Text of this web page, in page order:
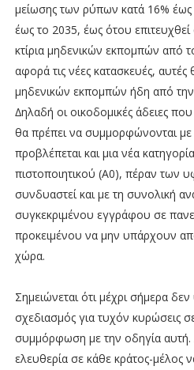
µείωσης των ρύπων κατά 16% έως
έως το 2035, έως ότου
κτίρια µηδενικών εκποµπών από
αφορά τις νέες κατασκευές, αυτές
µηδενικών εκποµπών ήδη από
∆ηλαδή οι οικοδοµικές άδειες
θα πρέπει να συµµορφώνονται
προβλέπεται και µια νέα
πιστοποιητικού (Α0), πέραν των
συνδυαστεί και µε τη συνολική
συγκεκριµένου εγγράφου σε
προκειµένου να µην υπάρχουν
χώρα.
Σηµειώνεται ότι µέχρι σήµερα
σχεδιασµός για τυχόν κυρώσεις
συµµόρφωση µε την οδηγία αυτή.
ελευθερία σε κάθε κράτος-µέλος